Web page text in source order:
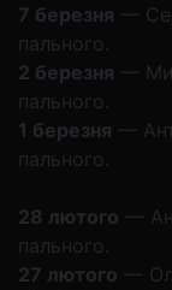
7 березня —
пального.
2 березня —
пального.
1 березня —
пального.
28 лютого —
пального.
27 лютого —